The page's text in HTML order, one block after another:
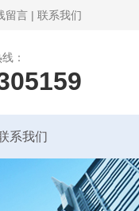
留言 | 联系我们
：
系我们